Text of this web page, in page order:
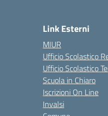
Link Esterni
MIUR
Ufficio Scolastico
Ufficio Scolastico
Scuola in Chiaro
Iscrizioni On Line
Invalsi